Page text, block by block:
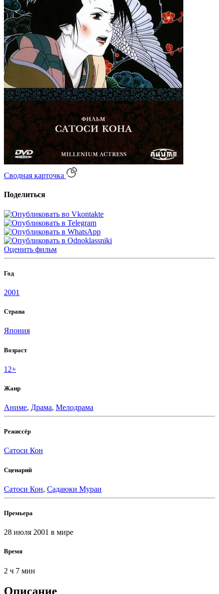
Сводная карточка
Поделиться
Оценить фильм
Год
2001
Страна
Япония
Возраст
12+
Жанр
Аниме, Драма, Мелодрама
Режиссёр
Сатоси Кон
Сценарий
Сатоси Кон, Садаюки Мураи
Премьера
28 июля 2001 в мире
Время
2 ч 7 мин
Описание